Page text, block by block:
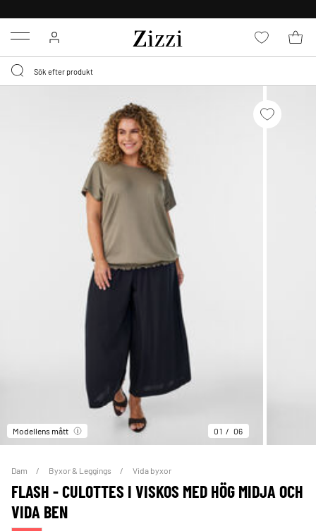
Menu
Modellens mått 01 06
Dam Byxor & Leggings Vida byxor
FLASH - CULOTTES I VISKOS MED HÖG MIDJA OCH
VIDA BEN